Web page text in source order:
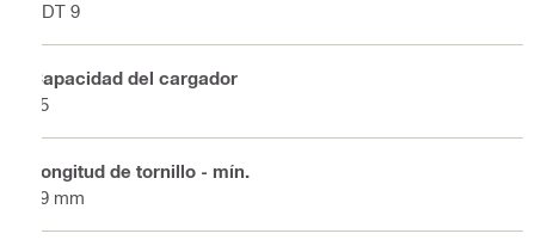
SDT 9
Capacidad del cargador
25
Longitud de tornillo - mín.
19 mm